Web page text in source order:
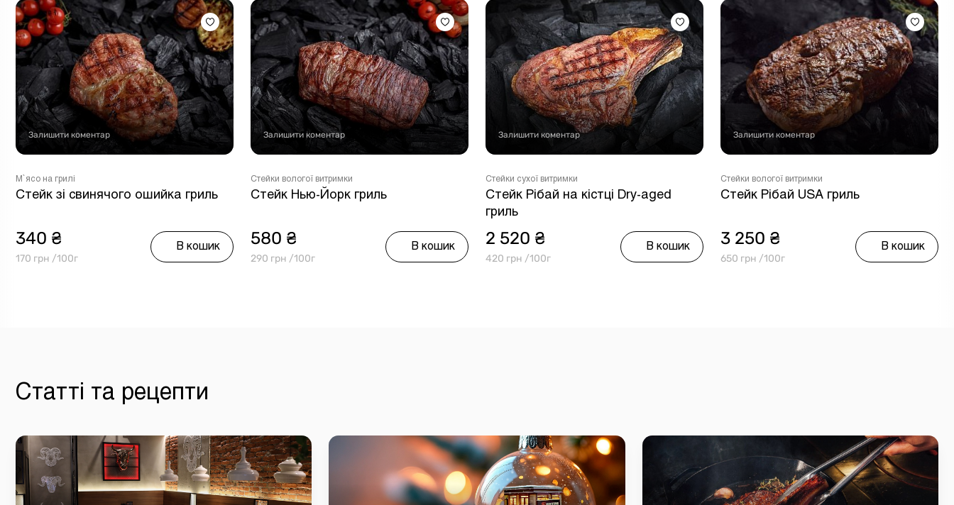
Залишити коментар
М`ясо на грилі
Стейк зі свинячого ошийка гриль
340 ₴
170 грн /100г
В кошик
Залишити коментар
Стейки вологої витримки
Стейк Нью-Йорк гриль
580 ₴
290 грн /100г
В кошик
Залишити коментар
Стейки сухої витримки
Стейк Рібай на кістці Dry-aged
гриль
2 520 ₴
420 грн /100г
В кошик
Залишити коментар
Стейки вологої витримки
Стейк Рібай USA гриль
3 250 ₴
650 грн /100г
В кошик
Статті та рецепти